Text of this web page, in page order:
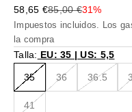
Precio de oferta
58,65 €Precio normal
85,00 €31%
Impuestos incluidos. Los
la compra
Talla: EU: 35 | US: 5,5
35 36 36.5
41